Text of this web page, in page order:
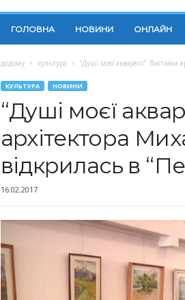
ГОЛОВНА НОВИНИ ОНЛАЙН
додому культура “Душі моєї акварелі”. Виставка
КУЛЬТУРА НОВИНИ
“Душі моєї
архітектора
відкрилась в
16.02.2017